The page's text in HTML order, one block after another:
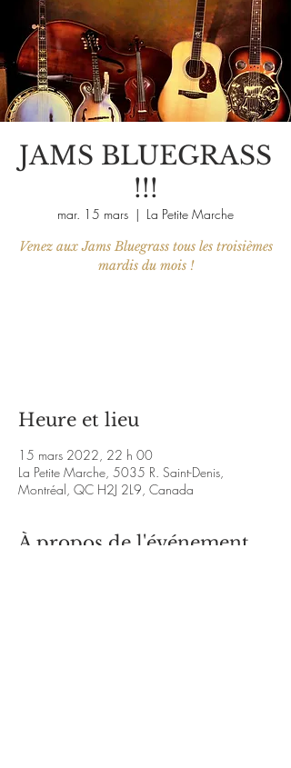
JAMS BLUEGRASS
!!!
mar. 15 mars
  |
La Petite Marche
Venez aux Jams Bluegrass tous les troisièmes
mardis du mois !
Heure et lieu
15 mars 2022, 22 h 00
La Petite Marche, 5035 R. Saint-Denis,
Montréal, QC H2J 2L9, Canada
À propos de l'événement